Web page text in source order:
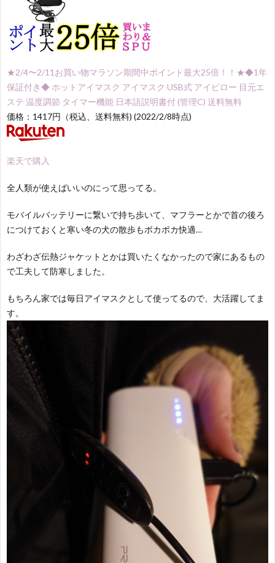
★2/4〜2/11お買い物マラソン期間中ポイント最大25倍！！★◆1年
保証付き◆ ホットアイマスク アイマスク USB式 アイピロー 目元エ
ステ 温度調節 タイマー機能 日本語説明書付 (管理C) 送料無料
価格：1417円（税込、送料無料) (2022/2/8時点)
楽天で購入
全人類が使えばいいのにって思ってる。
モバイルバッテリーに繋いで持ち歩いて、マフラーとかで首の後ろ
につけておくと寒い冬の犬の散歩もポカポカ快適…
わざわざ伝熱ジャケットとかは買いたくなかったので家にあるもの
で工夫して防寒しました。
もちろん家では毎日アイマスクとして使ってるので、大活躍してま
す。